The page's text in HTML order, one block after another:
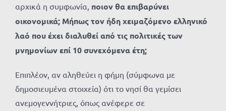
αρχικά η συμφωνία, ποιον θα επιβαρύνει
οικονομικά; Μήπως τον ήδη χειμαζόμενο ελληνικό
λαό που έχει διαλυθεί από τις πολιτικές των
μνημονίων επί 10 συνεχόμενα έτη;
Επιπλέον, αν αληθεύει η φήμη (σύμφωνα με
δημοσιευμένα στοιχεία) ότι το νησί θα γεμίσει
ανεμογεννήτριες, όπως ανέφερε σε